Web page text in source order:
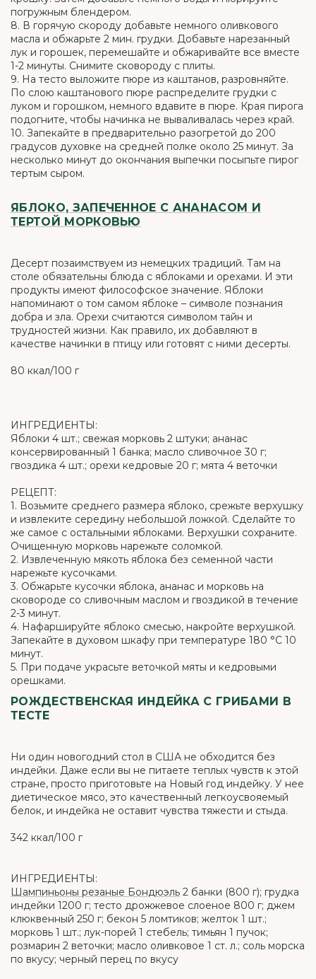
погружным блендером.
8. В горячую скороду добавьте немного оливкового
масла и обжарьте 2 мин. грудки. Добавьте нарезанный
лук и горошек, перемешайте и обжаривайте все вместе
1-2 минуты. Снимите сковороду с плиты.
9. На тесто выложите пюре из каштанов, разровняйте.
По слою каштанового пюре распределите грудки с
луком и горошком, немного вдавите в пюре. Края пирога
подогните, чтобы начинка не вываливалась через край.
10. Запекайте в предварительно разогретой до 200
градусов духовке на средней полке около 25 минут. За
несколько минут до окончания выпечки посыпьте пирог
тертым сыром.
ЯБЛОКО, ЗАПЕЧЕННОЕ С АНАНАСОМ И
ТЕРТОЙ МОРКОВЬЮ
Десерт позаимствуем из немецких традиций. Там на
столе обязательны блюда с яблоками и орехами. И эти
продукты имеют философское значение. Яблоки
напоминают о том самом яблоке – символе познания
добра и зла. Орехи считаются символом тайн и
трудностей жизни. Как правило, их добавляют в
качестве начинки в птицу или готовят с ними десерты.
80 ккал/100 г
ИНГРЕДИЕНТЫ:
Яблоки 4 шт.; свежая морковь 2 штуки; ананас
консервированный 1 банка; масло сливочное 30 г;
гвоздика 4 шт.; орехи кедровые 20 г; мята 4 веточки
РЕЦЕПТ:
1. Возьмите среднего размера яблоко, срежьте верхушку
и извлеките середину небольшой ложкой. Сделайте то
же самое с остальными яблоками. Верхушки сохраните.
Очищенную морковь нарежьте соломкой.
2. Извлеченную мякоть яблока без семенной части
нарежьте кусочками.
3. Обжарьте кусочки яблока, ананас и морковь на
сковороде со сливочным маслом и гвоздикой в течение
2-3 минут.
4. Нафаршируйте яблоко смесью, накройте верхушкой.
Запекайте в духовом шкафу при температуре 180 °C 10
минут.
5. При подаче украсьте веточкой мяты и кедровыми
орешками.
РОЖДЕСТВЕНСКАЯ ИНДЕЙКА С ГРИБАМИ В
ТЕСТЕ
Ни один новогодний стол в США не обходится без
индейки. Даже если вы не питаете теплых чувств к этой
стране, просто приготовьте на Новый год индейку. У нее
диетическое мясо, это качественный легкоусвояемый
белок, и индейка не оставит чувства тяжести и стыда.
342 ккал/100 г
ИНГРЕДИЕНТЫ:
Шампиньоны резаные Бондюэль 2 банки (800 г); грудка
индейки 1200 г; тесто дрожжевое слоеное 800 г; джем
клюквенный 250 г; бекон 5 ломтиков; желток 1 шт.;
морковь 1 шт.; лук-порей 1 стебель; тимьян 1 пучок;
розмарин 2 веточки; масло оливковое 1 ст. л.; соль морска
по вкусу; черный перец по вкусу